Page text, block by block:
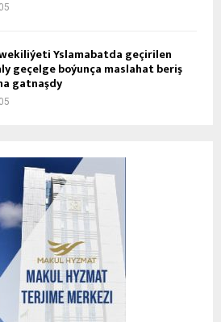
Yslamabatda geçirilen
geçelge boýunça maslahat beriş
gatnaşdy